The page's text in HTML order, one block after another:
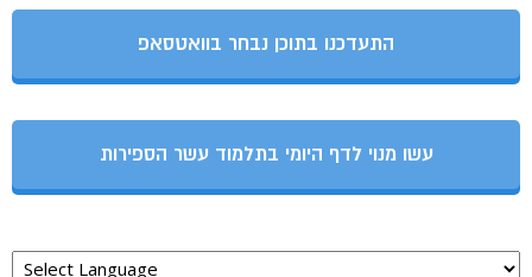
התעדכנו בתוכן נבחר בוואטסאפ
עשו מנוי לדף היומי בתלמוד עשר הספירות